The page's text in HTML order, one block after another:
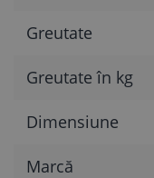
Greutate
Greutate în kg
Dimensiune
Marcă